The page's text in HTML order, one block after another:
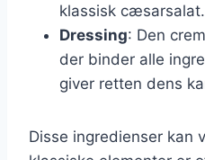
klassisk cæsarsalat.
Dressing: Den
der binder alle
giver retten dens
Disse ingredienser kan